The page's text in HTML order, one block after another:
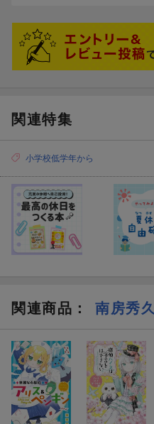
関連特集
小学校低学年から
関連商品 ： 南房秀久